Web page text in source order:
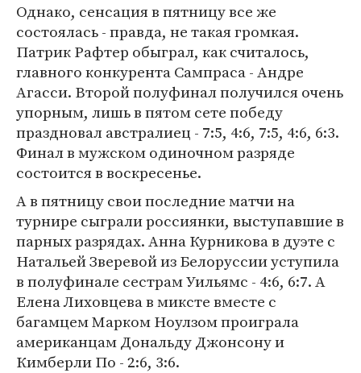
Однако, сенсация в пятницу все же
состоялась - правда, не такая громкая.
Патрик Рафтер обыграл, как считалось,
главного конкурента Сампраса - Андре
Агасси. Второй полуфинал получился очень
упорным, лишь в пятом сете победу
праздновал австралиец - 7:5, 4:6, 7:5, 4:6, 6:3.
Финал в мужском одиночном разряде
состоится в воскресенье.
А в пятницу свои последние матчи на
турнире сыграли россиянки, выступавшие в
парных разрядах. Анна Курникова в дуэте с
Натальей Зверевой из Белоруссии уступила
в полуфинале сестрам Уильямс - 4:6, 6:7. А
Елена Лиховцева в миксте вместе с
багамцем Марком Ноулзом проиграла
американцам Дональду Джонсону и
Кимберли По - 2:6, 3:6.